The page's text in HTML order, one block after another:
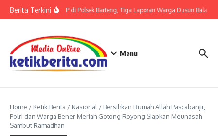
Berita TerkiniTerkait LP di Polsek Barteng, Tiga Laporan Warga Dusun Balaka
Menu
Home / Ketik Berita / Nasional / Bersihkan Rumah Allah Pascabanjir,
Polri dan Warga Bener Meriah Gotong Royong Siapkan Meunasah
Sambut Ramadhan